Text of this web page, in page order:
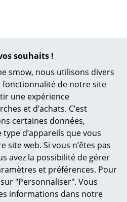
souhaits !
smow, nous utilisons divers
de notre site
une expérience
et d’achats. C’est
certaines données,
d’appareils que vous
web. Si vous n’êtes pas
avez la possibilité de gérer
et préférences. Pour
"Personnaliser". Vous
informations dans notre
de lit
USM Haller
Table à roulettes
pour enfants USM
Haller
CHF 848.00
Disponible sous 7-8
semaines
(Délai de livraison donné